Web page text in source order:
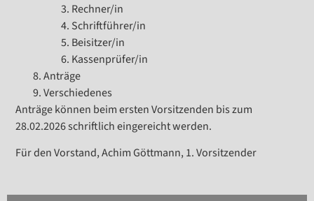
Rechner/in
Schriftführer/in
Beisitzer/in
Kassenprüfer/in
Anträge
Verschiedenes
Anträge können beim ersten Vorsitzenden bis zum
28.02.2026 schriftlich eingereicht werden.
Für den Vorstand, Achim Göttmann, 1. Vorsitzender